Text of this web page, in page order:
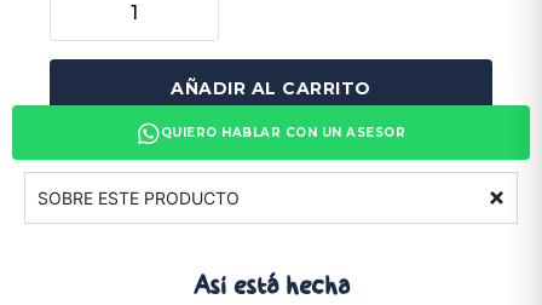
AÑADIR AL CARRITO
QUIERO HABLAR CON UN ASESOR
SOBRE ESTE PRODUCTO
Así está hecha